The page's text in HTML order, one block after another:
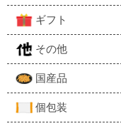
ギフト
その他
国産品
個包装